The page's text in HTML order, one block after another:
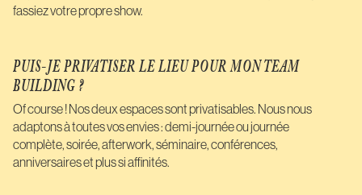
fassiez votre propre show.
PUIS-JE PRIVATISER LE LIEU POUR MON TEAM
BUILDING ?
Of course ! Nos deux espaces sont privatisables. Nous nous
adaptons à toutes vos envies : demi-journée ou journée
complète, soirée, afterwork, séminaire, conférences,
anniversaires et plus si affinités.